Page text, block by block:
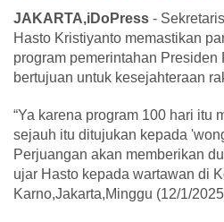
JAKARTA,iDoPress -
Hasto Kristiyanto memastikan
program pemerintahan
bertujuan untuk kesejahteraan
“Ya karena program 100 hari itu
sejauh itu ditujukan kepada
Perjuangan akan memberikan
ujar Hasto kepada wartawan di
Karno,Jakarta,Minggu (12/1/